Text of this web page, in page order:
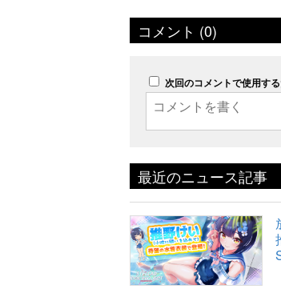
コメント (0)
次回のコメントで使用す
最近のニュース記事